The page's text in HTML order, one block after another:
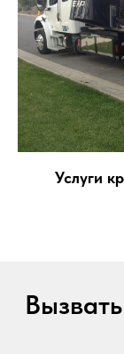
Услуги